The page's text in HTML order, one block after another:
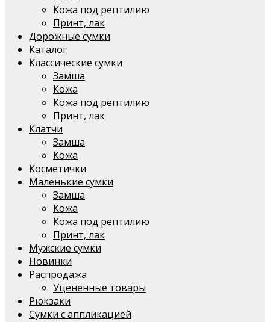
Кожа под рептилию
Принт, лак
Дорожные сумки
Каталог
Классические сумки
Замша
Кожа
Кожа под рептилию
Принт, лак
Клатчи
Замша
Кожа
Косметички
Маленькие сумки
Замша
Кожа
Кожа под рептилию
Принт, лак
Мужские сумки
Новинки
Распродажа
Уцененные товары
Рюкзаки
Сумки с аппликацией